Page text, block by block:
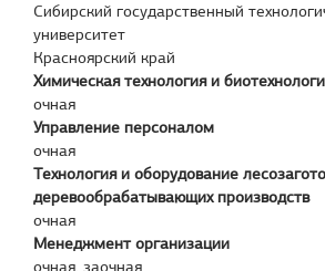
Сибирский государственный
университет
Красноярский край
Химическая технология и
очная
Управление персоналом
очная
Технология и оборудование
деревообрабатывающих производств
очная
Менеджмент организации
очная, заочная